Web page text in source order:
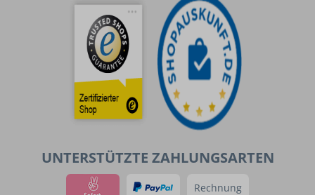
UNTERSTÜTZTE ZAHLUNGSARTEN
Rechnung